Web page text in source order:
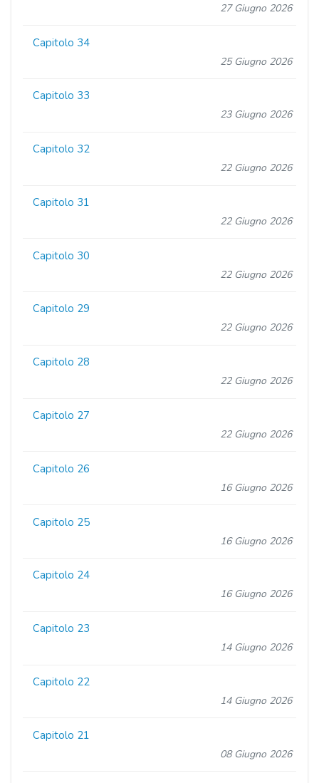
27 Giugno 2026
Capitolo 34
25 Giugno 2026
Capitolo 33
23 Giugno 2026
Capitolo 32
22 Giugno 2026
Capitolo 31
22 Giugno 2026
Capitolo 30
22 Giugno 2026
Capitolo 29
22 Giugno 2026
Capitolo 28
22 Giugno 2026
Capitolo 27
22 Giugno 2026
Capitolo 26
16 Giugno 2026
Capitolo 25
16 Giugno 2026
Capitolo 24
16 Giugno 2026
Capitolo 23
14 Giugno 2026
Capitolo 22
14 Giugno 2026
Capitolo 21
08 Giugno 2026